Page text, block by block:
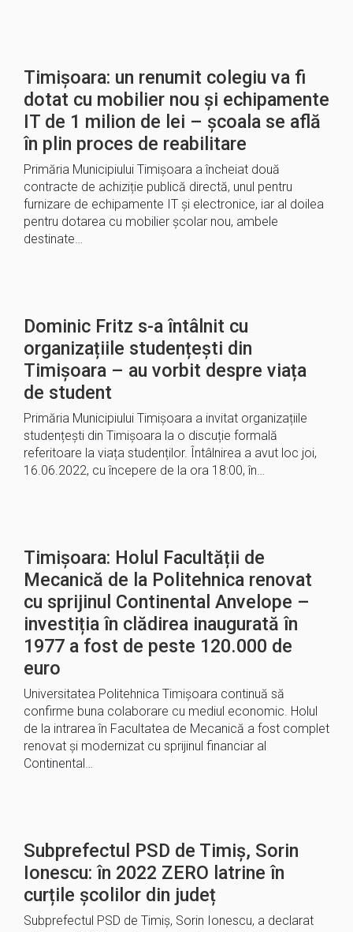
Timișoara: un renumit colegiu va fi
dotat cu mobilier nou și echipamente
IT de 1 milion de lei – școala se află
în plin proces de reabilitare
Primăria Municipiului Timișoara a încheiat două
contracte de achiziție publică directă, unul pentru
furnizare de echipamente IT și electronice, iar al doilea
pentru dotarea cu mobilier școlar nou, ambele
destinate…
Dominic Fritz s-a întâlnit cu
organizațiile studențești din
Timișoara – au vorbit despre viața
de student
Primăria Municipiului Timișoara a invitat organizațiile
studențești din Timișoara la o discuție formală
referitoare la viața studenților. Întâlnirea a avut loc joi,
16.06.2022, cu începere de la ora 18:00, în…
Timișoara: Holul Facultății de
Mecanică de la Politehnica renovat
cu sprijinul Continental Anvelope –
investiția în clădirea inaugurată în
1977 a fost de peste 120.000 de
euro
Universitatea Politehnica Timișoara continuă să
confirme buna colaborare cu mediul economic. Holul
de la intrarea în Facultatea de Mecanică a fost complet
renovat și modernizat cu sprijinul financiar al
Continental…
Subprefectul PSD de Timiș, Sorin
Ionescu: în 2022 ZERO latrine în
curțile școlilor din județ
Subprefectul PSD de Timiș, Sorin Ionescu, a declarat